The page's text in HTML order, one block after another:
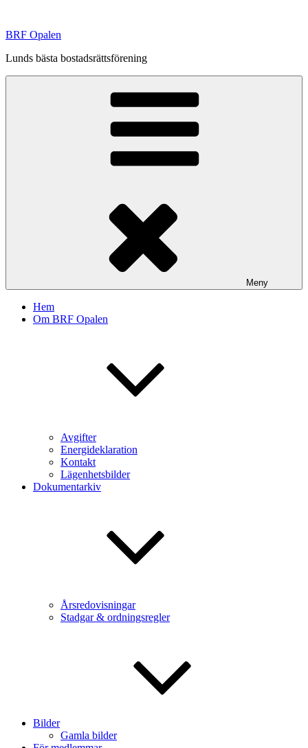
innehåll
BRF Opalen
Lunds bästa bostadsrättsförening
Meny
Hem
Om BRF Opalen
Avgifter
Energideklaration
Kontakt
Lägenhetsbilder
Dokumentarkiv
Årsredovisningar
Stadgar & ordningsregler
Bilder
Gamla bilder